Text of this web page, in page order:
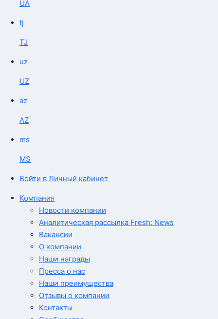
UA
tj
TJ
uz
UZ
az
AZ
ms
MS
Войти в Личный кабинет
Компания
Новости компании
Аналитическая рассылка Fresh: News
Вакансии
О компании
Наши награды
Пресса о нас
Наши преимущества
Отзывы о компании
Контакты